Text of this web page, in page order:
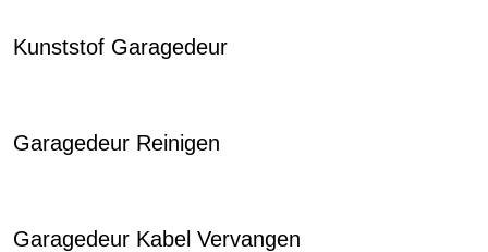
Kunststof Garagedeur
Garagedeur Reinigen
Garagedeur Kabel Vervangen